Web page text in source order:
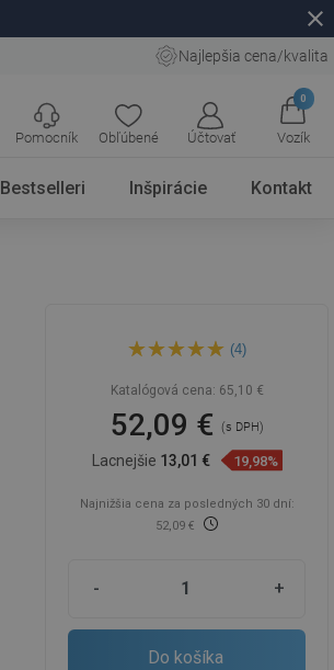
close
Najlepšia cena/kvalita
Obľúbené Účtovať
0
Vozík
Pomocník
Bestselleri Inšpirácie Kontakt
sprchová súprava, ružové
(4)
Katalógová cena: 65,10 €
52,09 € (s DPH)
Lacnejšie 13,01 € 19,98%
Najnižšia cena za posledných 30 dní:
52,09 €
- +
Do košíka